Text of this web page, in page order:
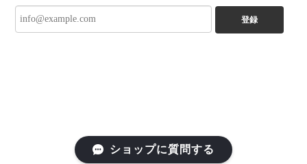
登録
ショップに質問する